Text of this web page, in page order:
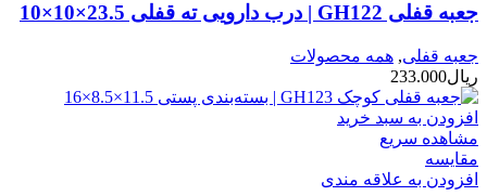
جعبه قفلی GH122 | درب دارویی ته قفلی 23.5×10×10
جعبه قفلی, همه محصولات
ریال233.000
افزودن به سبد خرید
مشاهده سریع
مقایسه
افزودن به علاقه مندی